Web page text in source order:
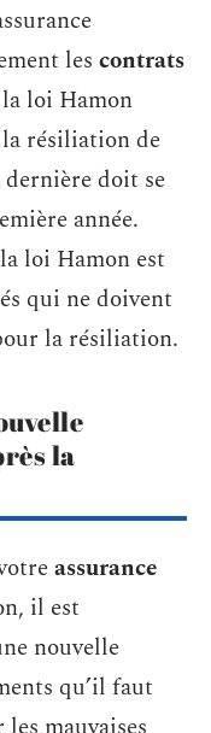
les contrats
loi Hamon
résiliation de
dernière doit se
année.
loi Hamon est
qui ne doivent
la résiliation.
la
assurance
il est
nouvelle
qu’il faut